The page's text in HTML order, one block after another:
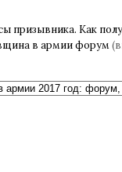
призывника. Как
в армии форум